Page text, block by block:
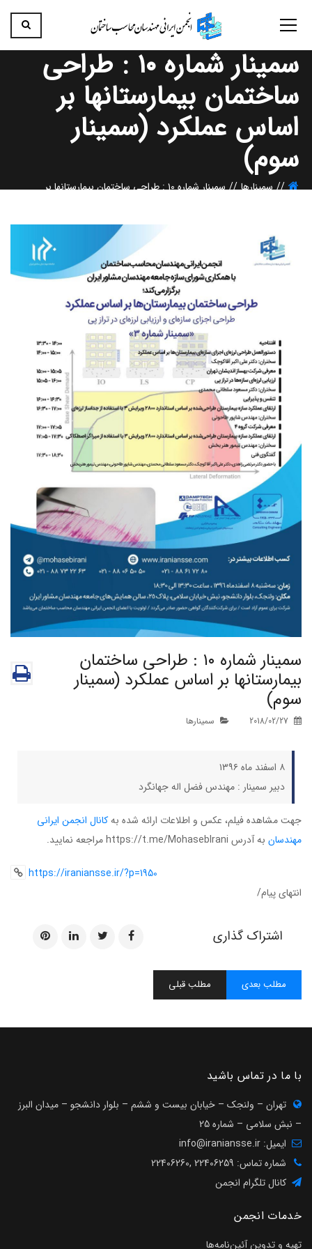
سمینار شماره ۱۰ : طراحی
ساختمان بیمارستانها بر
اساس عملکرد (سمینار
سوم)
سمینارها
سمینار شماره ۱۰ : طراحی ساختمان بیمارستانها بر
سمینار شماره ۱۰ : طراحی ساختمان
بیمارستانها بر اساس عملکرد (سمینار
سوم)
سمینارها
۸ اسفند ماه ۱۳۹۶
دبیر سمینار : مهندس فضل اله جهانگرد
جهت مشاهده فیلم، عکس و اطلاعات ارائه شده بهکانال انجمن ایرانی
مهندسان به آدرس https://t.me/MohasebIrani مراجعه نمایید.
https://iraniansse.ir/?p=1950
انتهای پیام/
اشتراک گذاری
مطلب قبلی مطلب بعدی
با ما در تماس باشید
تهران – ولنجک – خیابان بیست و ششم – بلوار دانشجو – میدان البرز
– نبش سلامی – شماره 25
ایمیل: info@iraniansse.ir
شماره تماس: 22406259 ,22406260
کانال تلگرام انجمن
خدمات انجمن
تهیه و تدوین آئین‌نامه‌ها